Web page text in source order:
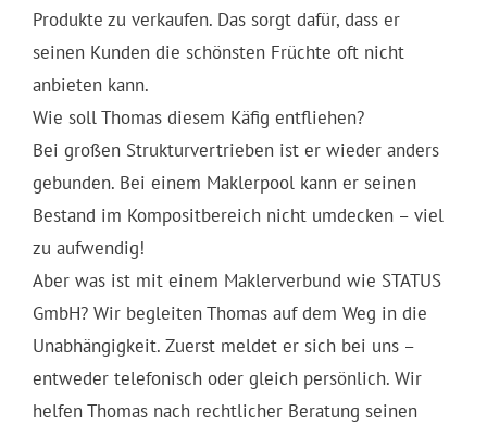
Produkte zu verkaufen. Das sorgt dafür, dass er
seinen Kunden die schönsten Früchte oft nicht
anbieten kann.
Wie soll Thomas diesem Käfig entfliehen?
Bei großen Strukturvertrieben ist er wieder anders
gebunden. Bei einem Maklerpool kann er seinen
Bestand im Kompositbereich nicht umdecken – viel
zu aufwendig!
Aber was ist mit einem Maklerverbund wie STATUS
GmbH? Wir begleiten Thomas auf dem Weg in die
Unabhängigkeit. Zuerst meldet er sich bei uns –
entweder telefonisch oder gleich persönlich. Wir
helfen Thomas nach rechtlicher Beratung seinen